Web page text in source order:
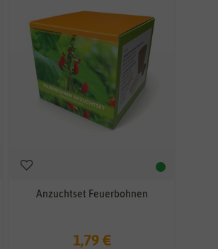
Anzuchtset Feuerbohnen
1,79 €